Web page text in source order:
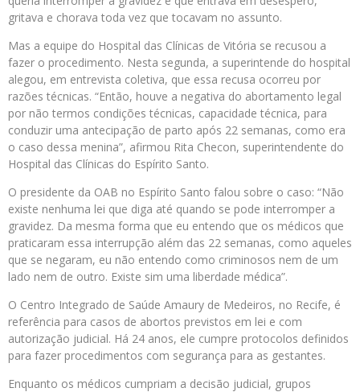
gritava e chorava toda vez que tocavam no assunto.
Mas a equipe do Hospital das Clínicas de Vitória se recusou a
fazer o procedimento. Nesta segunda, a superintende do hospital
alegou, em entrevista coletiva, que essa recusa ocorreu por
razões técnicas. “Então, houve a negativa do abortamento legal
por não termos condições técnicas, capacidade técnica, para
conduzir uma antecipação de parto após 22 semanas, como era
o caso dessa menina”, afirmou Rita Checon, superintendente do
Hospital das Clínicas do Espírito Santo.
O presidente da OAB no Espírito Santo falou sobre o caso: “Não
existe nenhuma lei que diga até quando se pode interromper a
gravidez. Da mesma forma que eu entendo que os médicos que
praticaram essa interrupção além das 22 semanas, como aqueles
que se negaram, eu não entendo como criminosos nem de um
lado nem de outro. Existe sim uma liberdade médica”.
O Centro Integrado de Saúde Amaury de Medeiros, no Recife, é
referência para casos de abortos previstos em lei e com
autorização judicial. Há 24 anos, ele cumpre protocolos definidos
para fazer procedimentos com segurança para as gestantes.
Enquanto os médicos cumpriam a decisão judicial, grupos